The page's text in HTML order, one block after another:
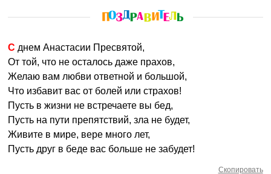
С днем Анастасии Пресвятой,
От той, что не осталось даже прахов,
Желаю вам любви ответной и большой,
Что избавит вас от болей или страхов!
Пусть в жизни не встречаете вы бед,
Пусть на пути препятствий, зла не будет,
Живите в мире, вере много лет,
Пусть друг в беде вас больше не забудет!
Скопировать